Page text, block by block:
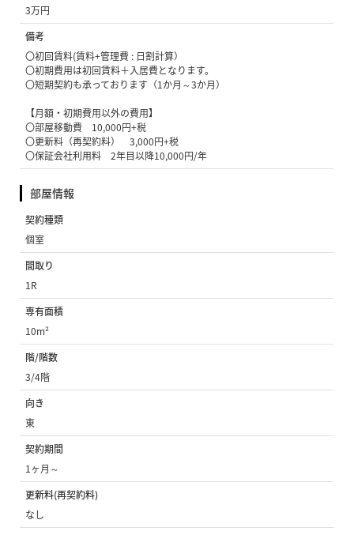
3万円
備考
〇初回賃料(賃料+管理費 : 日割計算）
〇初期費用は初回賃料＋入居費となります。
〇短期契約も承っております（1か月～3か月）
【月額・初期費用以外の費用】
〇部屋移動費 10,000円+税
〇更新料（再契約料） 3,000円+税
〇保証会社利用料 2年目以降10,000円/年
部屋情報
契約種類
個室
間取り
1R
専有面積
10m²
階/階数
3/4階
向き
東
契約期間
1ヶ月～
更新料(再契約料)
なし